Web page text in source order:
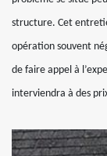
structure. Cet
opération souvent
de faire appel à
interviendra à des